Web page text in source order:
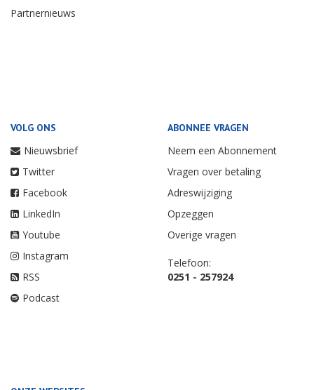
Partnernieuws
VOLG ONS
Nieuwsbrief
Twitter
Facebook
LinkedIn
Youtube
Instagram
RSS
Podcast
ABONNEE VRAGEN
Neem een Abonnement
Vragen over betaling
Adreswijziging
Opzeggen
Overige vragen
Telefoon:
0251 - 257924